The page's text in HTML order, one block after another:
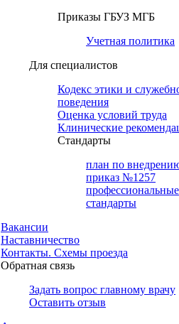
Приказы ГБУЗ МГБ
Учетная политика
Для специалистов
Кодекс этики и
поведения
Оценка условий труда
Клинические
Cтандарты
план по
приказ №1257
профессиональные
стандарты
Вакансии
Наставничество
Контакты. Схемы проезда
Обратная связь
Задать вопрос главному врачу
Оставить отзыв